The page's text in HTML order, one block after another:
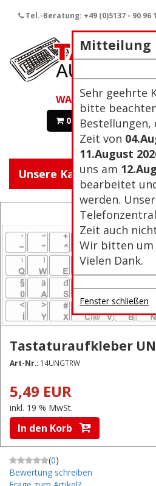
Mitteilung
Sehr geehrte
bitte
Bestellungen,
Zeit von
11.August
uns am
bearbeitet
werden.
Zeit auch
Wir bitten um
Vielen Dank.
Fenster schließen
Tel.-Beratung: +49 (0)5137 - 90 96
WARENKORB
0 Artikel 0,00€
Unsere Kategorien:
Tastaturaufkleber
Art-Nr.: 14UNGTRW
5,49 EUR
inkl. 19 % MwSt.
zzgl.Versandkosten
In den Korb
(0)
Bewertung schreiben